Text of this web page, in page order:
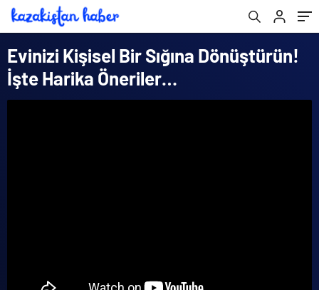
Evinizi Kişisel Bir Sığına Dönüştürün!
İşte Harika Öneriler…